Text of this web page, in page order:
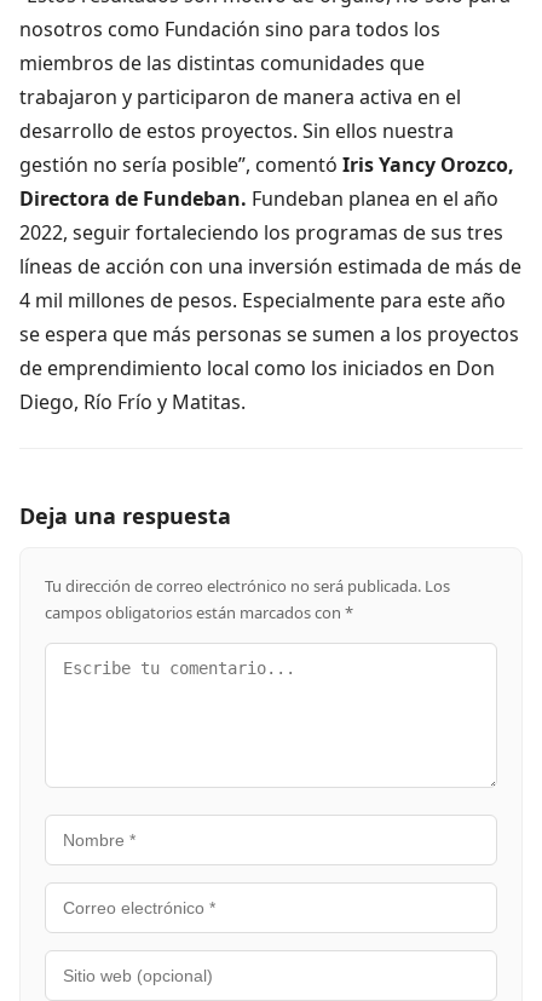
nosotros como Fundación sino para todos los
miembros de las distintas comunidades que
trabajaron y participaron de manera activa en el
desarrollo de estos proyectos. Sin ellos nuestra
gestión no sería posible”, comentó Iris Yancy Orozco,
Directora de Fundeban. Fundeban planea en el año
2022, seguir fortaleciendo los programas de sus tres
líneas de acción con una inversión estimada de más de
4 mil millones de pesos. Especialmente para este año
se espera que más personas se sumen a los proyectos
de emprendimiento local como los iniciados en Don
Diego, Río Frío y Matitas.
Deja una respuesta
Tu dirección de correo electrónico no será publicada. Los
campos obligatorios están marcados con *